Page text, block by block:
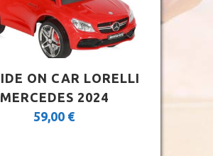
ON CAR LORELLI
MERCEDES 2024
59,00 €